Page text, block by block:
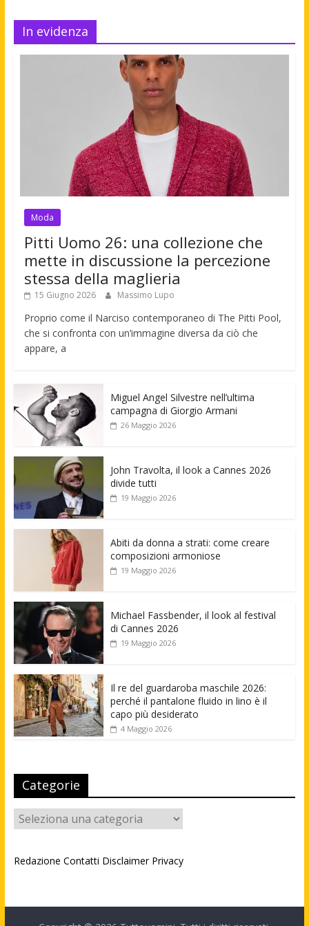
In evidenza
Moda
Pitti Uomo 26: una collezione che
mette in discussione la percezione
stessa della maglieria
15 Giugno 2026 Massimo Lupo
Proprio come il Narciso contemporaneo di The Pitti Pool,
che si confronta con un’immagine diversa da ciò che
appare, a
Miguel Angel Silvestre nell’ultima
campagna di Giorgio Armani
26 Maggio 2026
John Travolta, il look a Cannes 2026
divide tutti
19 Maggio 2026
Abiti da donna a strati: come creare
composizioni armoniose
19 Maggio 2026
Michael Fassbender, il look al festival
di Cannes 2026
19 Maggio 2026
Il re del guardaroba maschile 2026:
perché il pantalone fluido in lino è il
capo più desiderato
4 Maggio 2026
Categorie
Categorie
Redazione Contatti Disclaimer Privacy